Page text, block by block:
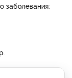
заболевания: